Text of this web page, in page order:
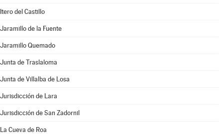
Itero del Castillo
Jaramillo de la Fuente
Jaramillo Quemado
Junta de Traslaloma
Junta de Villalba de Losa
Jurisdicción de Lara
Jurisdicción de San Zadornil
La Cueva de Roa